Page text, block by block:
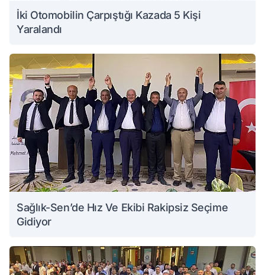
İki Otomobilin Çarpıştığı Kazada 5 Kişi
Yaralandı
Sağlık-Sen’de Hız Ve Ekibi Rakipsiz Seçime
Gidiyor